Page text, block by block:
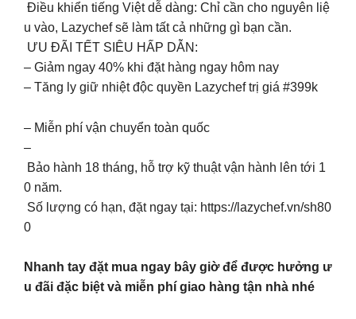
Điều khiển tiếng Việt dễ dàng: Chỉ cần cho nguyên liệ
u vào, Lazychef sẽ làm tất cả những gì bạn cần.
ƯU ĐÃI TẾT SIÊU HẤP DẪN:
– Giảm ngay 40% khi đặt hàng ngay hôm nay
– Tăng ly giữ nhiệt độc quyền Lazychef trị giá #399k
– Miễn phí vận chuyển toàn quốc
–
Bảo hành 18 tháng, hỗ trợ kỹ thuật vận hành lên tới 1
0 năm.
Số lượng có hạn, đặt ngay tại: https://lazychef.vn/sh80
0
Nhanh tay đặt mua ngay bây giờ để được hưởng ư
u đãi đặc biệt và miễn phí giao hàng tận nhà nhé